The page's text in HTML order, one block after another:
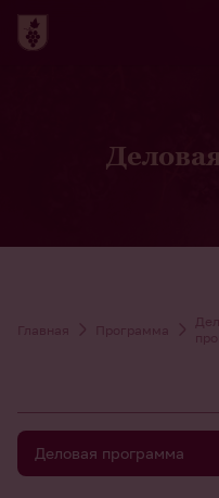
Главная Программа
Деловая программа